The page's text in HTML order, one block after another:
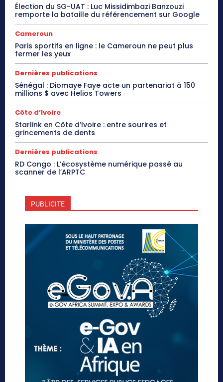
Élection du SG-UAT : Luc Missidimbazi Banzouzi
remporte la bataille du référencement sur Google
Cameroun
Paris sportifs en ligne : le Cameroun ne peut plus
fermer les yeux
Dernières publications
Sénégal : Diomaye Faye acte un partenariat à 150
millions $ avec Helios Towers
Côte d’Ivoire
Starlink en Côte d’Ivoire : entre sourires et
grincements de dents
Dernières publications
RD Congo : L’écosystème numérique passé au
scanner de l’ARPTC
PUBLICITE